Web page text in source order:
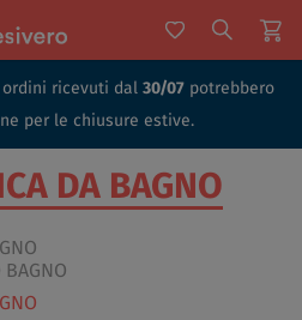
ricevuti dal 30/07 potrebbero
per le chiusure estive.
DA BAGNO